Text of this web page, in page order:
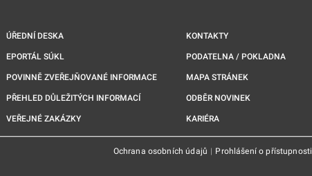
ÚŘEDNÍ DESKA
EPORTÁL SÚKL
POVINNĚ ZVEŘEJŇOVANÉ INFORMACE
PŘEHLED DŮLEŽITÝCH INFORMACÍ
VEŘEJNÉ ZAKÁZKY
KONTAKTY
PODATELNA / POKLADNA
MAPA STRÁNEK
ODBĚR NOVINEK
KARIÉRA
Ochrana osobních údajů | Prohlášení o přístupnosti